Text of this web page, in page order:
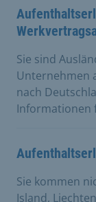
Sie sind
Unternehmen
nach
Informationen
Sie kommen
Island,